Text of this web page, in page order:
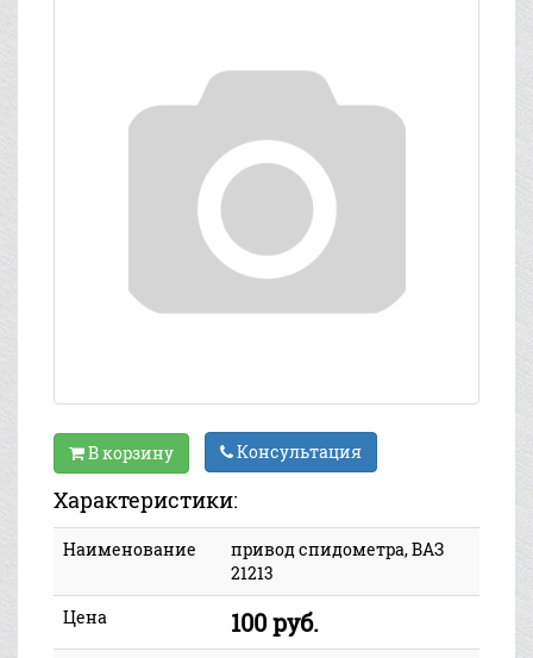
В корзину Консультация
Характеристики:
Наименование
привод спидометра, ВАЗ
21213
Цена
100 руб.